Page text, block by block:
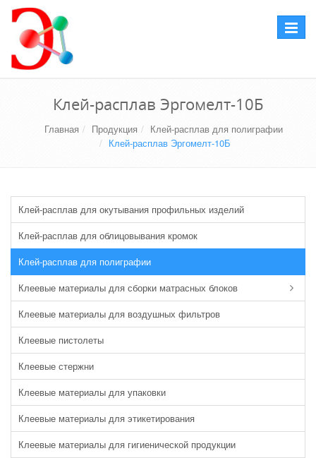
Клей-расплав Эргомелт-10Б
Главная Продукция
Клей-расплав для полиграфии
Клей-расплав Эргомелт-10Б
Клей-расплав для окутывания профильных изделий
Клей-расплав для облицовывания кромок
Клей-расплав для полиграфии
Клеевые материалы для сборки матрасных блоков
Клеевые материалы для воздушных фильтров
Клеевые пистолеты
Клеевые стержни
Клеевые материалы для упаковки
Клеевые материалы для этикетирования
Клеевые материалы для гигиенической продукции